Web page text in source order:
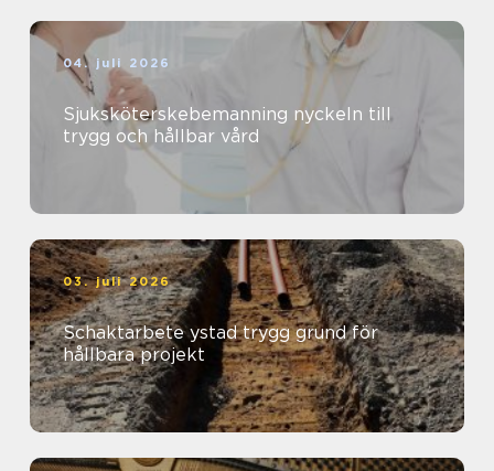
04. juli 2026
Sjuksköterskebemanning nyckeln till
trygg och hållbar vård
03. juli 2026
Schaktarbete ystad trygg grund för
hållbara projekt